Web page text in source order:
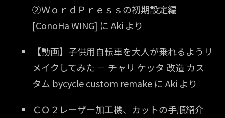
②ＷｏｒｄＰｒｅｓｓの初期設定編
[ConoHa WING] に Aki より
【動画】子供用自転車を大人が乗れるようリ
メイクしてみた － チャリ ケッタ 改造 カス
タム bycycle custom remake に Aki より
ＣＯ２レーザー加工機、カットの手順紹介